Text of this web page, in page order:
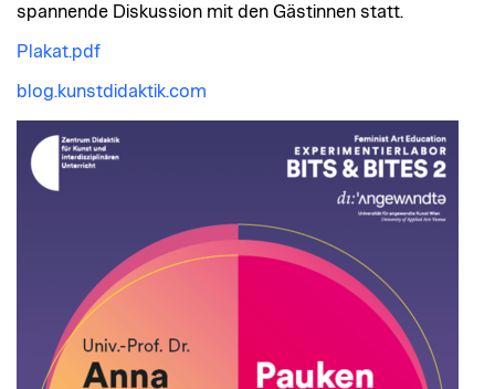
spannende Diskussion mit den Gästinnen statt.
Plakat.pdf
blog.kunstdidaktik.com